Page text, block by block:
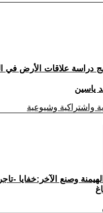
ياسين
واشتراكية وشيوعية